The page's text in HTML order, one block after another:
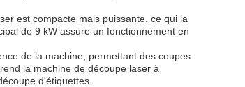
est compacte mais puissante, ce qui la
de 9 kW assure un fonctionnement en
de la machine, permettant des coupes
la machine de découpe laser à
d'étiquettes.